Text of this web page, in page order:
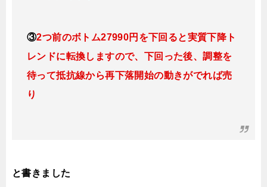
③2つ前のボトム27990円 を下回ると実質下降ト
レンドに転換しますので、下回った後、調整を
待って抵抗線から再下落開始の動きがでれば売
り
と書きました